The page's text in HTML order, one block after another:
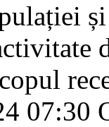
07:30